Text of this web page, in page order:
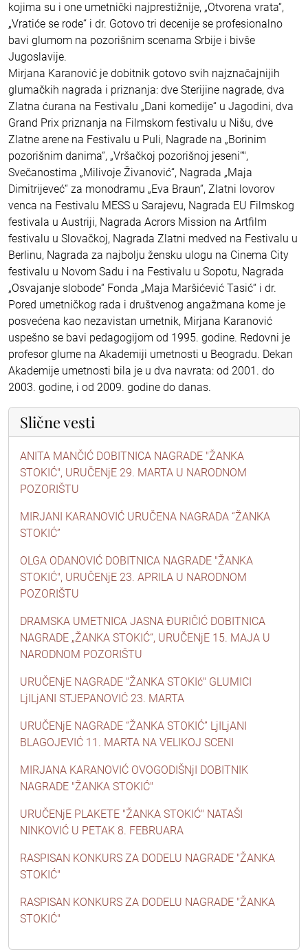
kojima su i one umetnički najprestižnije, „Otvorena vrata“,
„Vratiće se rode“ i dr. Gotovo tri decenije se profesionalno
bavi glumom na pozorišnim scenama Srbije i bivše
Jugoslavije.
Mirjana Karanović je dobitnik gotovo svih najznačajnijih
glumačkih nagrada i priznanja: dve Sterijine nagrade, dva
Zlatna ćurana na Festivalu „Dani komedije“ u Jagodini, dva
Grand Prix priznanja na Filmskom festivalu u Nišu, dve
Zlatne arene na Festivalu u Puli, Nagrade na „Borinim
pozorišnim danima“, „Vršačkoj pozorišnoj jeseni“",
Svečanostima „Milivoje Živanović“, Nagrada „Maja
Dimitrijeveć“ za monodramu „Eva Braun“, Zlatni lovorov
venca na Festivalu MESS u Sarajevu, Nagrada EU Filmskog
festivala u Austriji, Nagrada Acrors Mission na Artfilm
festivalu u Slovačkoj, Nagrada Zlatni medved na Festivalu u
Berlinu, Nagrada za najbolju žensku ulogu na Cinema City
festivalu u Novom Sadu i na Festivalu u Sopotu, Nagrada
„Osvajanje slobode“ Fonda „Maja Maršićević Tasić“ i dr.
Pored umetničkog rada i društvenog angažmana kome je
posvećena kao nezavistan umetnik, Mirjana Karanović
uspešno se bavi pedagogijom od 1995. godine. Redovni je
profesor glume na Akademiji umetnosti u Beogradu. Dekan
Akademije umetnosti bila je u dva navrata: od 2001. do
2003. godine, i od 2009. godine do danas.
Slične vesti
ANITA MANČIĆ DOBITNICA NAGRADE "ŽANKA
STOKIĆ", URUČENjE 29. MARTA U NARODNOM
POZORIŠTU
MIRJANI KARANOVIĆ URUČENA NAGRADA “ŽANKA
STOKIĆ”
OLGA ODANOVIĆ DOBITNICA NAGRADE "ŽANKA
STOKIĆ", URUČENjE 23. APRILA U NARODNOM
POZORIŠTU
DRAMSKA UMETNICA JASNA ĐURIČIĆ DOBITNICA
NAGRADE „ŽANKA STOKIĆ“, URUČENjE 15. MAJA U
NARODNOM POZORIŠTU
URUČENjE NAGRADE "ŽANKA STOKIć" GLUMICI
LjILjANI STJEPANOVIĆ 23. MARTA
URUČENjE NAGRADE “ŽANKA STOKIĆ” LjILjANI
BLAGOJEVIĆ 11. MARTA NA VELIKOJ SCENI
MIRJANA KARANOVIĆ OVOGODIŠNjI DOBITNIK
NAGRADE "ŽANKA STOKIĆ"
URUČENjE PLAKETE "ŽANKA STOKIĆ" NATAŠI
NINKOVIĆ U PETAK 8. FEBRUARA
RASPISAN KONKURS ZA DODELU NAGRADE "ŽANKA
STOKIĆ"
RASPISAN KONKURS ZA DODELU NAGRADE "ŽANKA
STOKIĆ"